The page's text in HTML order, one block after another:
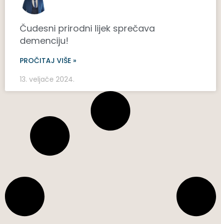
Čudesni prirodni lijek sprečava
demenciju!
PROČITAJ VIŠE »
13. veljače 2024.